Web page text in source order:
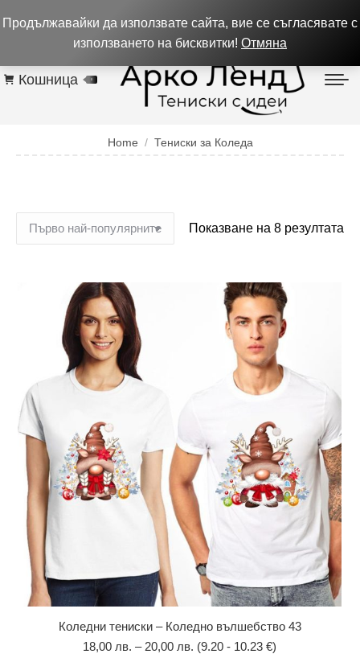
Контакти
Кошница
Home Тениски за Коледа
Показване на 8 резултата
Коледни тениски – Коледно вълшебство 43
18,00 лв. – 20,00 лв. (9.20 - 10.23 €)
Продължавайки да използвате сайта, вие се съгласявате с
използването на бисквитки! Отмяна